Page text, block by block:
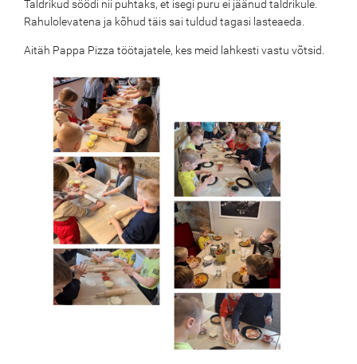
Taldrikud söödi nii puhtaks, et isegi puru ei jäänud taldrikule.
Rahulolevatena ja kõhud täis sai tuldud tagasi lasteaeda.
Aitäh Pappa Pizza töötajatele, kes meid lahkesti vastu võtsid.